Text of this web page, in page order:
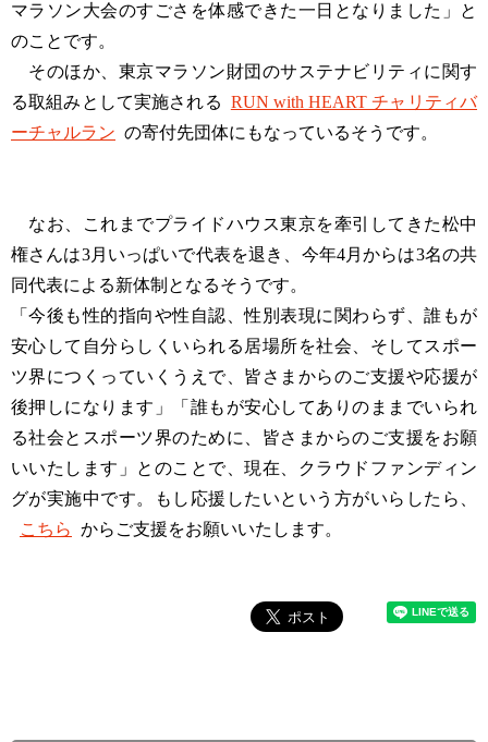
マラソン大会のすごさを体感できた一日となりました」と
のことです。
そのほか、東京マラソン財団のサステナビリティに関す
る取組みとして実施される RUN with HEART チャリティバ
ーチャルラン の寄付先団体にもなっているそうです。
なお、これまでプライドハウス東京を牽引してきた松中
権さんは3月いっぱいで代表を退き、今年4月からは3名の共
同代表による新体制となるそうです。
「今後も性的指向や性自認、性別表現に関わらず、誰もが
安心して自分らしくいられる居場所を社会、そしてスポー
ツ界につくっていくうえで、皆さまからのご支援や応援が
後押しになります」「誰もが安心してありのままでいられ
る社会とスポーツ界のために、皆さまからのご支援をお願
いいたします」とのことで、現在、クラウドファンディン
グが実施中です。もし応援したいという方がいらしたら、
こちら からご支援をお願いいたします。